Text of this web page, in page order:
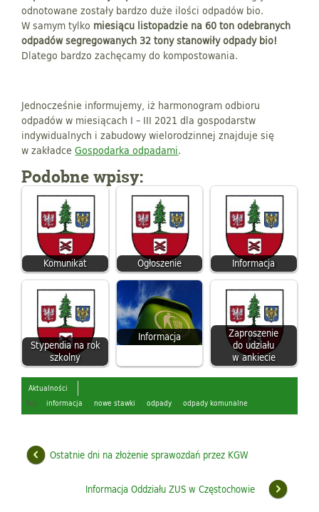
odnotowane zostały bardzo duże ilości odpadów bio.
W samym tylko miesiącu listopadzie na 60 ton odebranych
odpadów segregowanych 32 tony stanowiły odpady bio!
Dlatego bardzo zachęcamy do kompostowania.
Jednocześnie informujemy, iż harmonogram odbioru
odpadów w miesiącach I – III 2021 dla gospodarstw
indywidualnych i zabudowy wielorodzinnej znajduje się
w zakładceGospodarka odpadami.
Podobne wpisy:
Komunikat Ogłoszenie Informacja
Stypendia na rok
szkolny
Informacja
Zaproszenie
do udziału
w ankiecie
Aktualności
Tagi:
informacja , nowe stawki , odpady , odpady komunalne
Ostatnie dni na złożenie sprawozdań przez KGW
Informacja Oddziału ZUS w Częstochowie